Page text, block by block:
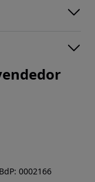
0002166